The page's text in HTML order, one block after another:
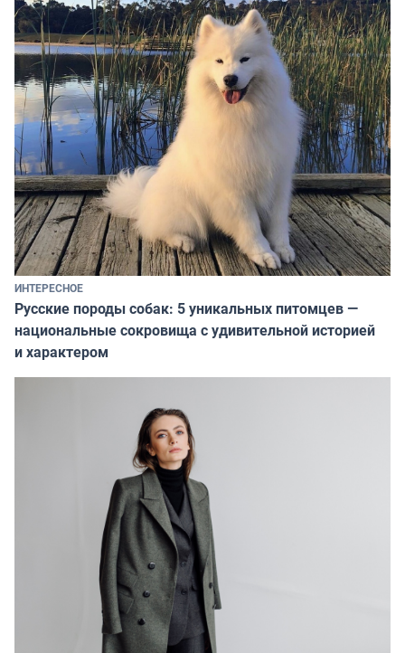
ИНТЕРЕСНОЕ
Русские породы собак: 5 уникальных питомцев —
национальные сокровища с удивительной историей
и характером